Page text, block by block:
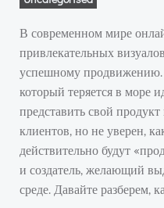
В современном мире
привлекательных
успешному продвижению.
который теряется в море
представить свой
клиентов, но не уверен,
действительно будут
и создатель, желающий
среде. Давайте разберем,